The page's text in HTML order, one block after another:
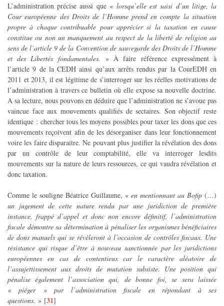
L’administration précise aussi que « lorsqu’elle est saisi d’un litige, la
Cour européenne des Droits de l’Homme prend en compte la situation
propre à chaque contribuable pour apprécier si la taxation en cause
constitue ou non un manquement au respect de la liberté de religion au
sens de l’article 9 de la Convention de sauvegarde des Droits de l’Homme
et des Libertés fondamentales. » À faire référence expressément à
l’article 9 de la CEDH ainsi qu’aux arrêts rendus par la CourEDH en
2011 et 2013, il est légitime de s’interroger sur les réelles motivations de
l’administration à travers ce bulletin où elle expose sa nouvelle doctrine.
A sa lecture, nous pouvons en déduire que l’administration ne s’avoue pas
vaincue face aux mouvements qualifiés de sectaires. Son objectif reste
identique : chercher tous les moyens possibles pour taxer les dons que ces
mouvements reçoivent afin de les désorganiser dans leur fonctionnement
voire les faire disparaitre. Ne pouvant plus justifier la révélation des dons
par un contrôle de leur comptabilité, elle va interroger lesdits
mouvements sur la nature de leurs ressources, ce qui vaudra révélation et
donc taxation.
Comme le souligne Béatrice Guillaume, «en mentionnant au Bofip (…)
un jugement de cette nature rendu par une juridiction de première
instance, frappé d’appel et donc non encore définitif, l’administration
fiscale démontre sa détermination à pénaliser les organismes bénéficiaires
de dons manuels qui se révèleront à l’occasion de contrôles fiscaux. Une
résistance qui risque d’être à nouveau sanctionnée par les juridictions
européennes en cas de contentieux car le caractère aléatoire de
l’assujettissement aux droits de mutation subsiste. Une position qui
pénalise également l’association qui, de bonne foi, se sera laissée
« piéger » par l’administration fiscale en répondant à ses
questions. » [31]